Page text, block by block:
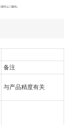
备注
与产品精度有关